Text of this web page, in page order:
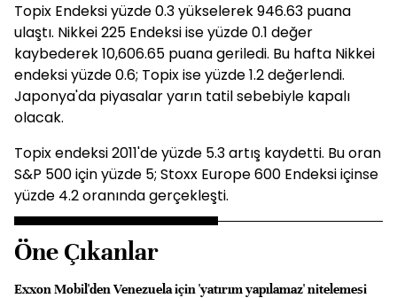
Topix Endeksi yüzde 0.3 yükselerek 946.63 puana
ulaştı. Nikkei 225 Endeksi ise yüzde 0.1 değer
kaybederek 10,606.65 puana geriledi. Bu hafta Nikkei
endeksi yüzde 0.6; Topix ise yüzde 1.2 değerlendi.
Japonya'da piyasalar yarın tatil sebebiyle kapalı
olacak.
Topix endeksi 2011'de yüzde 5.3 artış kaydetti. Bu oran
S&P 500 için yüzde 5; Stoxx Europe 600 Endeksi içinse
yüzde 4.2 oranında gerçekleşti.
Öne Çıkanlar
Exxon Mobil'den Venezuela için 'yatırım yapılamaz' nitelemesi